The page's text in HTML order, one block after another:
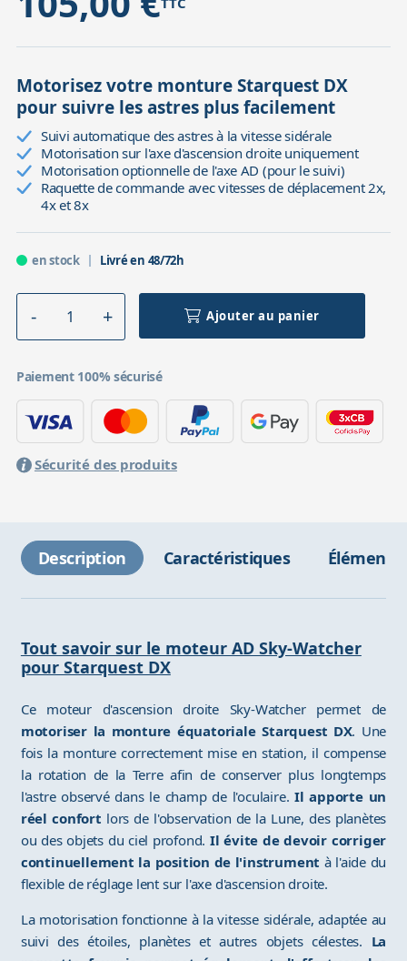
Motorisez votre monture Starquest DX
pour suivre les astres plus facilement
Suivi automatique des astres à la vitesse sidérale
Motorisation sur l'axe d'ascension droite uniquement
Motorisation optionnelle de l'axe AD (pour le suivi)
Raquette de commande avec vitesses de déplacement 2x,
4x et 8x
en stock Livré en 48/72h
Ajouter au panier
Paiement 100% sécurisé
Sécurité des produits
Description Caractéristiques Éléments
Tout savoir sur le moteur AD Sky-Watcher
pour Starquest DX
Ce moteur d'ascension droite Sky-Watcher permet de
motoriser la monture équatoriale Starquest DX. Une
fois la monture correctement mise en station, il compense
la rotation de la Terre afin de conserver plus longtemps
l'astre observé dans le champ de l'oculaire. Il apporte un
réel confort lors de l'observation de la Lune, des planètes
ou des objets du ciel profond. Il évite de devoir corriger
continuellement la position de l'instrument à l'aide du
flexible de réglage lent sur l'axe d'ascension droite.
La motorisation fonctionne à la vitesse sidérale, adaptée au
suivi des étoiles, planètes et autres objets célestes. La